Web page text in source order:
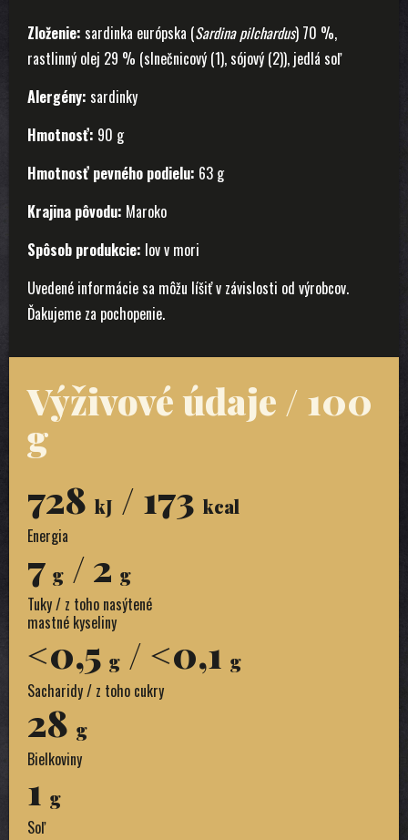
Zloženie: sardinka európska (Sardina pilchardus) 70 %,
rastlinný olej 29 % (slnečnicový (1), sójový (2)), jedlá soľ
Alergény: sardinky
Hmotnosť: 90 g
Hmotnosť pevného podielu: 63 g
Krajina pôvodu: Maroko
Spôsob produkcie: lov v mori
Uvedené informácie sa môžu líšiť v závislosti od výrobcov.
Ďakujeme za pochopenie.
Výživové údaje / 100
g
728 kJ / 173 kcal
Energia
7 g / 2 g
Tuky / z toho nasýtené
mastné kyseliny
<0,5 g / <0,1 g
Sacharidy / z toho cukry
28 g
Bielkoviny
1 g
Soľ